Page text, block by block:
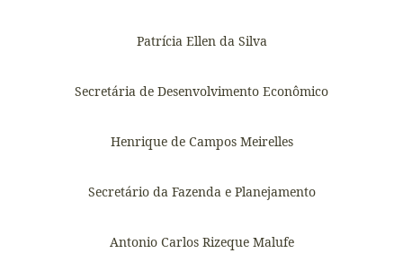
Patrícia Ellen da Silva
Secretária de Desenvolvimento Econômico
Henrique de Campos Meirelles
Secretário da Fazenda e Planejamento
Antonio Carlos Rizeque Malufe